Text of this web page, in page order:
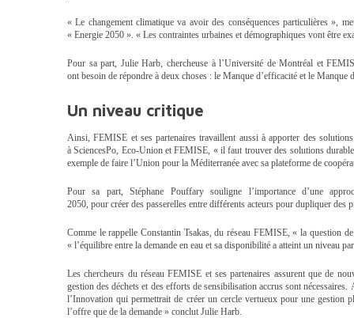
« Le changement climatique va avoir des conséquences particulières »,
« Energie 2050 ». « Les contraintes urbaines et démographiques vont être
Pour sa part, JulieHarb, chercheuse à l’Université de Montréal et
ont besoin de répondre à deux choses : le Manque d’efficacité et le Manque
Un niveau critique
Ainsi,FEMISE et ses partenaires travaillent aussià apporter des
àSciencesPo, Eco-Union et FEMISE, « il faut trouver des solutions
exemple de faire l’Union pour la Méditerranée avec sa plateforme de
Pour sa part, Stéphane Pouffarysouligne l’importance d’une
2050, pour créer des passerelles entre différents acteurs pour dupliquer des
Comme le rappelle Constantin Tsakas, du réseau FEMISE, « la question
« l’équilibre entre la demande en eau et sa disponibilité a atteint un niveau
Les chercheurs du réseau FEMISE et ses partenaires assurent que de
gestion desdéchets et des efforts de sensibilisation accrus sont nécessaires.
l’Innovation qui permettrait de créer un cercle vertueux pour une gestion
l’offre que de la demande » conclut Julie Harb.